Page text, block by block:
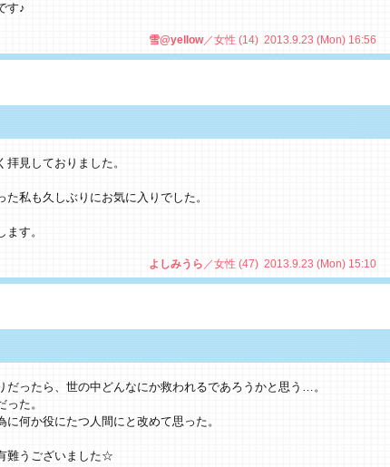
す♪
雪@yellow／女性 (14) 2013.9.23 (Mon) 16:56
見しておりました。
私も久しぶりにお気に入りでした。
す。
よしみうら ／女性 (47) 2013.9.23 (Mon) 15:10
だったら、世の中どんなにか救われるであろうかと思う…。
た。
何か役にたつ人間にと改めて思った。
難うございました☆